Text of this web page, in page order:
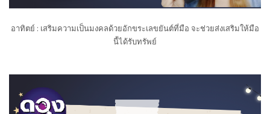
อาทิตย์ : เสริมความเป็นมงคลด้วยอักขระเลขยันต์ที่มือ จะช่วยส่งเสริมให้มือ
นี้ได้รับทรัพย์